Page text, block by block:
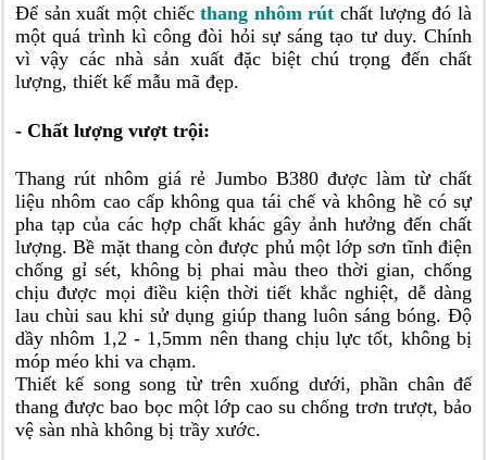
Để sản xuất một chiếcthang nhôm rút chất lượng đó là
một quá trình kì công đòi hỏi sự sáng tạo tư duy. Chính
vì vậy các nhà sản xuất đặc biệt chú trọng đến chất
lượng, thiết kế mẫu mã đẹp.
- Chất lượng vượt trội:
Thang rút nhôm giá rẻ Jumbo B380 được làm từ chất
liệu nhôm cao cấp không qua tái chế và không hề có sự
pha tạp của các hợp chất khác gây ảnh hưởng đến chất
lượng. Bề mặt thang còn được phủ một lớp sơn tĩnh điện
chống gỉ sét, không bị phai màu theo thời gian, chống
chịu được mọi điều kiện thời tiết khắc nghiệt, dễ dàng
lau chùi sau khi sử dụng giúp thang luôn sáng bóng. Độ
dầy nhôm 1,2 - 1,5mm nên thang chịu lực tốt, không bị
móp méo khi va chạm.
Thiết kế song song từ trên xuống dưới, phần chân đế
thang được bao bọc một lớp cao su chống trơn trượt, bảo
vệ sàn nhà không bị trầy xước.